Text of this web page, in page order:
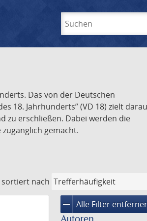
Das von der Deutschen
18. Jahrhunderts” (VD 18) zielt
zu erschließen. Dabei werden die
gemacht.
sortiert nach
remove Alle Filter